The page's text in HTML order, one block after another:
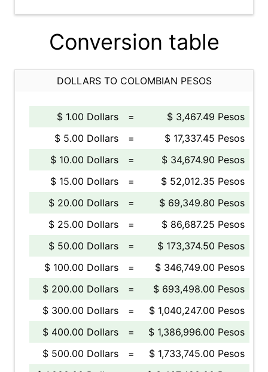
Conversion table
DOLLARS TO COLOMBIAN PESOS
$ 1.00 Dollars =
$ 3,467.49 Pesos
$ 5.00 Dollars
=
$ 17,337.45 Pesos
$ 10.00 Dollars
=
$ 34,674.90 Pesos
$ 15.00 Dollars
=
$ 52,012.35 Pesos
$ 20.00 Dollars
=
$ 69,349.80 Pesos
$ 25.00 Dollars
=
$ 86,687.25 Pesos
$ 50.00 Dollars
=
$ 173,374.50 Pesos
$ 100.00 Dollars
=
$ 346,749.00 Pesos
$ 200.00 Dollars
=
$ 693,498.00 Pesos
$ 300.00 Dollars
=
$ 1,040,247.00 Pesos
$ 400.00 Dollars
=
$ 1,386,996.00 Pesos
$ 500.00 Dollars
=
$ 1,733,745.00 Pesos